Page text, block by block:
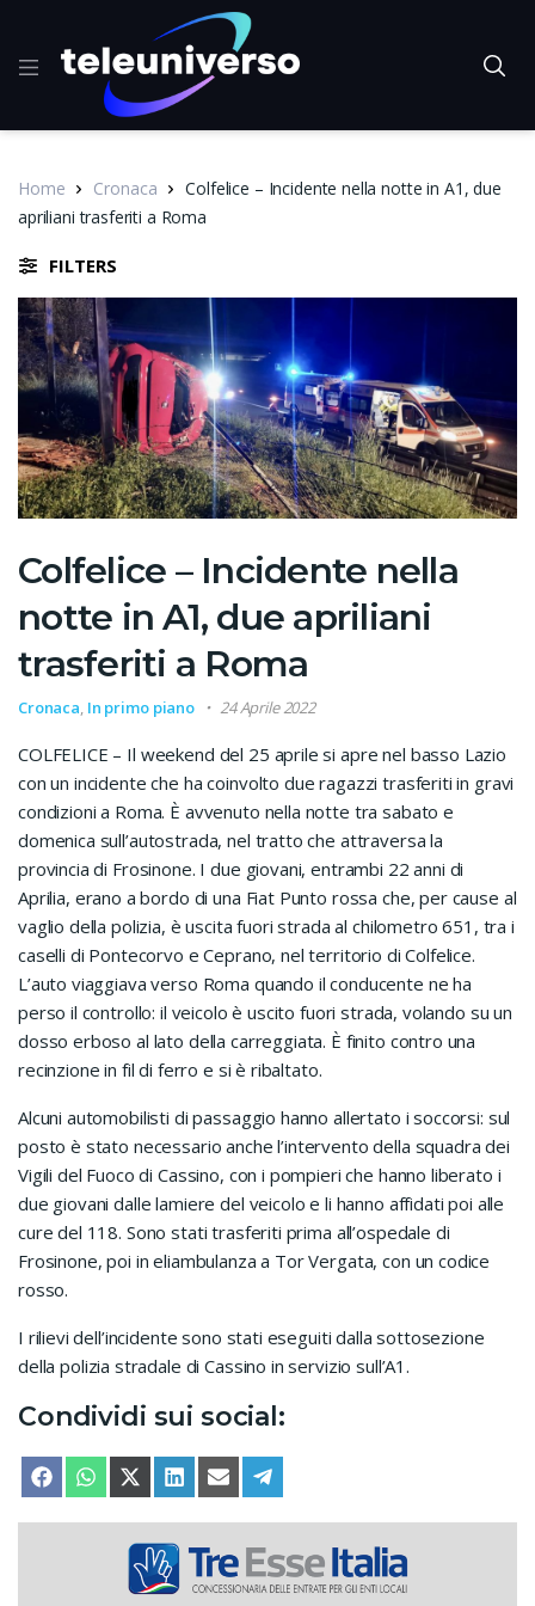
Home Cronaca
Colfelice – Incidente nella notte in A1, due
apriliani trasferiti a Roma
FILTERS
Colfelice – Incidente nella
notte in A1, due apriliani
trasferiti a Roma
Cronaca, In primo piano 24 Aprile 2022
COLFELICE – Il weekend del 25 aprile si apre nel basso Lazio
con un incidente che ha coinvolto due ragazzi trasferiti in gravi
condizioni a Roma. È avvenuto nella notte tra sabato e
domenica sull’autostrada, nel tratto che attraversa la
provincia di Frosinone. I due giovani, entrambi 22 anni di
Aprilia, erano a bordo di una Fiat Punto rossa che, per cause al
vaglio della polizia, è uscita fuori strada al chilometro 651, tra i
caselli di Pontecorvo e Ceprano, nel territorio di Colfelice.
L’auto viaggiava verso Roma quando il conducente ne ha
perso il controllo: il veicolo è uscito fuori strada, volando su un
dosso erboso al lato della carreggiata. È finito contro una
recinzione in fil di ferro e si è ribaltato.
Alcuni automobilisti di passaggio hanno allertato i soccorsi: sul
posto è stato necessario anche l’intervento della squadra dei
Vigili del Fuoco di Cassino, con i pompieri che hanno liberato i
due giovani dalle lamiere del veicolo e li hanno affidati poi alle
cure del 118. Sono stati trasferiti prima all’ospedale di
Frosinone, poi in eliambulanza a Tor Vergata, con un codice
rosso.
I rilievi dell’incidente sono stati eseguiti dalla sottosezione
della polizia stradale di Cassino in servizio sull’A1.
Condividi sui social:
SHARE ON
FACEBOOKSHARE ON
WHATSAPPSHARE ON
X (TWITTER)
SHARE ON
LINKEDINSHARE ON
EMAIL